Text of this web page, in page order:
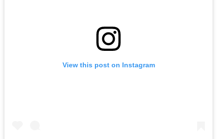
View this post on Instagram